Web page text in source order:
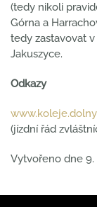
(tedy nikoli
Górna a
tedy zastavovat
Jakuszyce.
Odkazy
(jízdní řád
Vytvořeno dne 9.